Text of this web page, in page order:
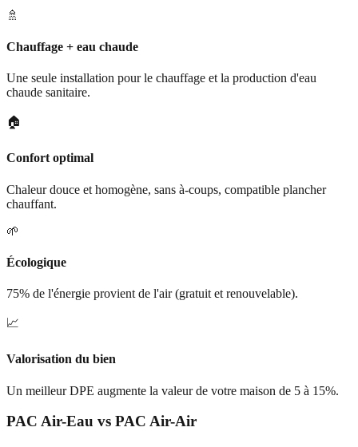
🚿
Chauffage + eau chaude
Une seule installation pour le chauffage et la production d'eau
chaude sanitaire.
🏠
Confort optimal
Chaleur douce et homogène, sans à-coups, compatible plancher
chauffant.
🌱
Écologique
75% de l'énergie provient de l'air (gratuit et renouvelable).
📈
Valorisation du bien
Un meilleur DPE augmente la valeur de votre maison de 5 à 15%.
PAC Air-Eau vs PAC Air-Air